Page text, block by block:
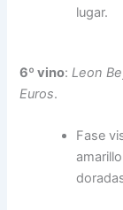
lugar.
6º vino: Leon
Euros.
Fase